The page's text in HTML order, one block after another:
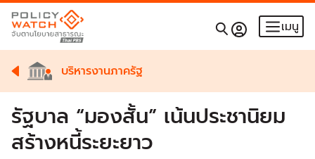
เมนู
บริหารงานภาครัฐ
รัฐบาล “มองสั้น” เน้นประชานิยม
สร้างหนี้ระยะยาว